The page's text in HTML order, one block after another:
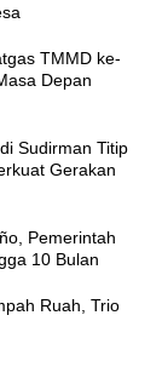
TMMD ke-
Depan
Sudirman Titip
Gerakan
Pemerintah
10 Bulan
Ruah, Trio